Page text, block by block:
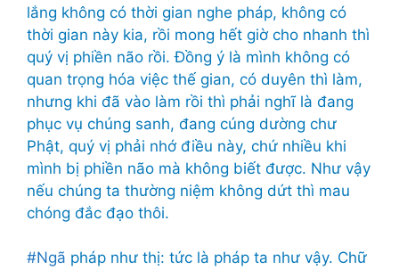
lắng không có thời gian nghe pháp, không có
thời gian này kia, rồi mong hết giờ cho nhanh thì
quý vị phiền não rồi. Đồng ý là mình không có
quan trọng hóa việc thế gian, có duyên thì làm,
nhưng khi đã vào làm rồi thì phải nghĩ là đang
phục vụ chúng sanh, đang cúng dường chư
Phật, quý vị phải nhớ điều này, chứ nhiều khi
mình bị phiền não mà không biết được. Như vậy
nếu chúng ta thường niệm không dứt thì mau
chóng đắc đạo thôi.
#Ngã pháp như thị: tức là pháp ta như vậy. Chữ